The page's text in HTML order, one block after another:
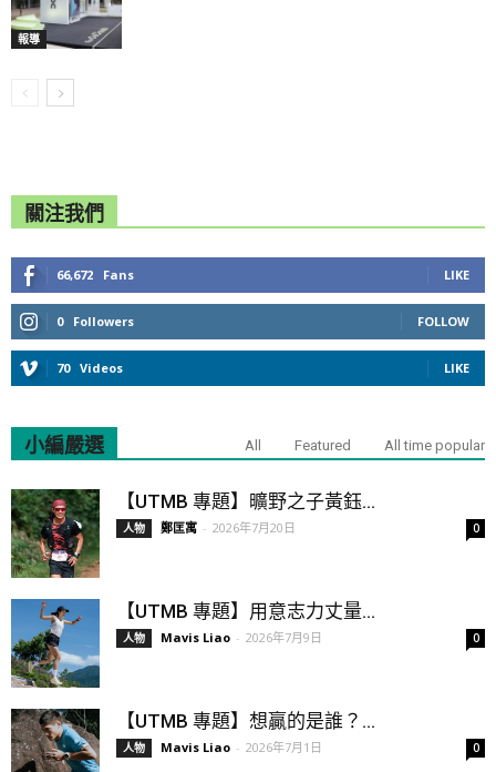
報導
關注我們
66,672 Fans LIKE
0 Followers FOLLOW
70 Videos LIKE
小編嚴選 All Featured All time popular
【UTMB 專題】曠野之子黃鈺...
人物 鄭匡寓 - 2026年7月20日 0
【UTMB 專題】用意志力丈量...
人物 Mavis Liao - 2026年7月9日 0
【UTMB 專題】想贏的是誰？...
人物 Mavis Liao - 2026年7月1日 0